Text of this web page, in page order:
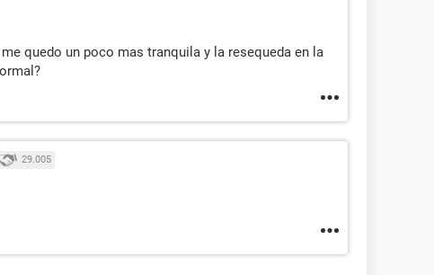
quedo un poco mas tranquila y la resequeda en la
29.005